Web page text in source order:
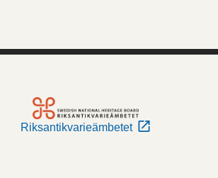
Riksantikvarieämbetet